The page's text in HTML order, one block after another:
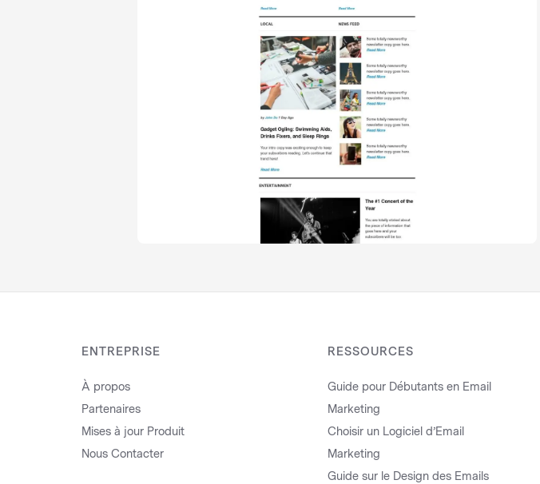
ENTREPRISE
À propos
Partenaires
Mises à jour Produit
Nous Contacter
RESSOURCES
Guide pour Débutants en Email
Marketing
Choisir un Logiciel d’Email
Marketing
Guide sur le Design des Emails